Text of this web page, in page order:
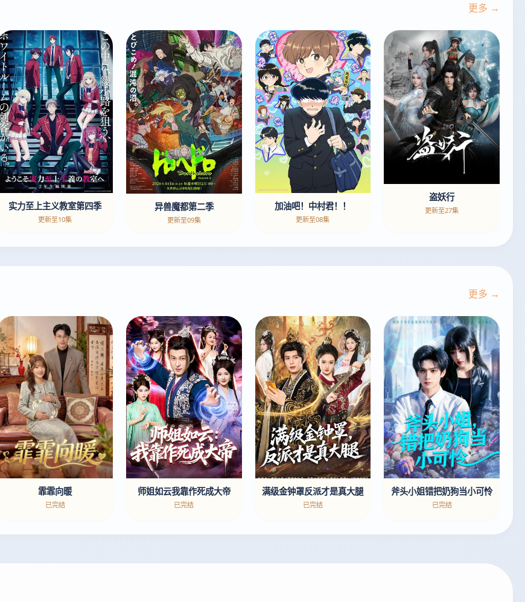
更多 →
实力至上主义教室第四季
更新至10集
异兽魔都第二季
更新至09集
加油吧！中村君！！
更新至08集
盗妖行
更新至27集
更多 →
霏霏向暖
已完结
师姐如云我靠作死成大帝
已完结
满级金钟罩反派才是真大腿
已完结
斧头小姐错把奶狗当小可怜
已完结